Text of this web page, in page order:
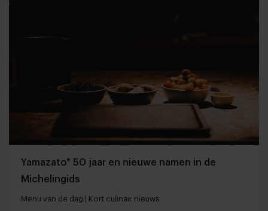
Yamazato* 50 jaar en nieuwe namen in de
Michelingids
Menu van de dag | Kort culinair nieuws